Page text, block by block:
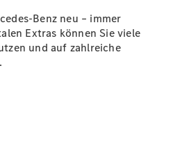
Benz neu – immer
Extras können Sie viele
und auf zahlreiche